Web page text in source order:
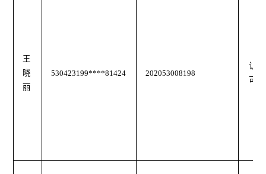
王
晓
丽
530423199****81424 202053008198
认
可